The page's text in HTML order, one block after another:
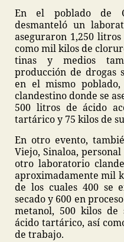
En el poblado de
desmanteló un
aseguraron 1,250
como mil kilos de
tinas y medios
producción de drogas
en el mismo
clandestino donde se
500 litros de ácido
tartárico y 75 kilos de
En otro evento,
Viejo, Sinaloa,
otro laboratorio
aproximadamente mil
de los cuales 400 se
secado y 600 en
metanol, 500 kilos de
ácido tartárico, así
de trabajo.